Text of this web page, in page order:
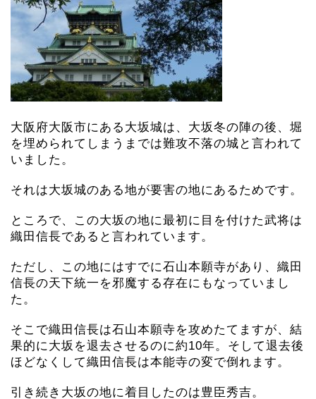
大阪府大阪市にある大坂城は、大坂冬の陣の後、堀
を埋められてしまうまでは難攻不落の城と言われて
いました。
それは大坂城のある地が要害の地にあるためです。
ところで、この大坂の地に最初に目を付けた武将は
織田信長であると言われています。
ただし、この地にはすでに石山本願寺があり、織田
信長の天下統一を邪魔する存在にもなっていまし
た。
そこで織田信長は石山本願寺を攻めたてますが、結
果的に大坂を退去させるのに約10年。そして退去後
ほどなくして織田信長は本能寺の変で倒れます。
引き続き大坂の地に着目したのは豊臣秀吉。